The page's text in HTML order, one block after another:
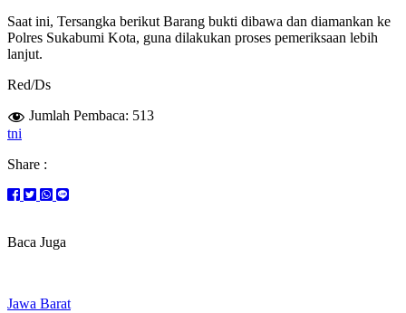
Saat ini, Tersangka berikut Barang bukti dibawa dan diamankan ke
Polres Sukabumi Kota, guna dilakukan proses pemeriksaan lebih
lanjut.
Red/Ds
Jumlah Pembaca: 513
tni
Share :
Baca Juga
Jawa Barat